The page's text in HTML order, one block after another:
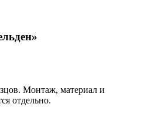
Монтаж, материал и
отдельно.